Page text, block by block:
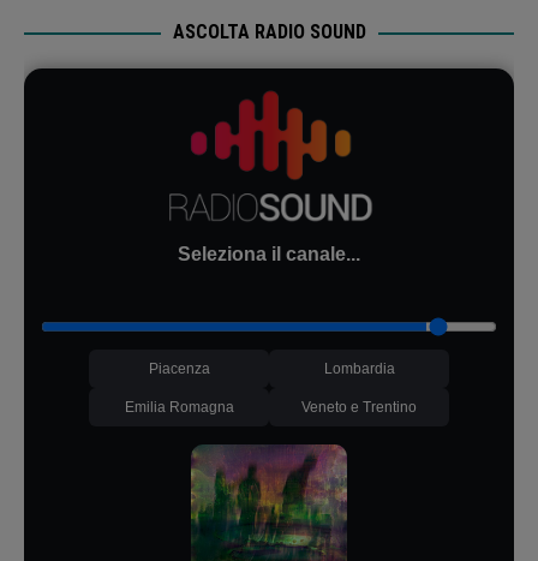
ASCOLTA RADIO SOUND
Seleziona il canale...
Piacenza Lombardia
Emilia Romagna Veneto e Trentino